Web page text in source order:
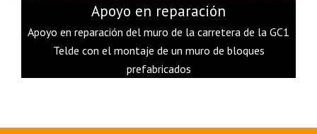
Apoyo en reparación
Apoyo en reparación del muro de la carretera de la GC1
Telde con el montaje de un muro de bloques
prefabricados